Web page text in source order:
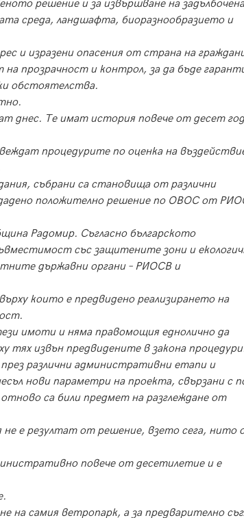
решение и за извършване на задълбочена
среда, ландшафта, биоразнообразието и
и изразени опасения от страна на
прозрачност и контрол, за да бъде
обстоятелства.
днес. Те имат история повече от десет
процедурите по оценка на
събрани са становища от различни
положително решение по ОВОС от
Радомир. Съгласно българското
със защитените зони и
държавни органи – РИОСВ и
които е предвидено реализирането на
имоти и няма правомощия еднолично да
тях извън предвидените в закона
различни административни етапи и
нови параметри на проекта, свързани с
са били предмет на разглеждане от
е резултат от решение, взето сега, нито
повече от десетилетие и е
на самия ветропарк, а за предварително